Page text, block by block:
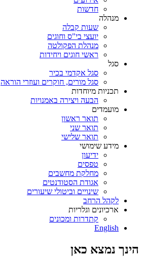
חדשות
מנהלה
שעות קבלה
יועצי בי"ס וחוגים
מנהלת הפקולטה
ראשי חוגים ויחידות
סגל
סגל אקדמי בכיר
סגל מורים, חוקרים ועוזרי הוראה
תכניות מיוחדות
הבעה ויצירה באמנויות
מועמדים
תואר ראשון
תואר שני
תואר שלישי
מידע שימושי
ידיעון
טפסים
מחלקת מחשבים
אגודת הסטודנטים
שינויים וביטולי שיעורים
לקהל הרחב
ארכיונים וגלריות
קתדרות ומכונים
English
הינך נמצא כאן